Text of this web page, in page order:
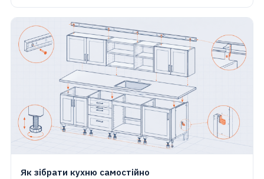
Як зібрати кухню самостійно